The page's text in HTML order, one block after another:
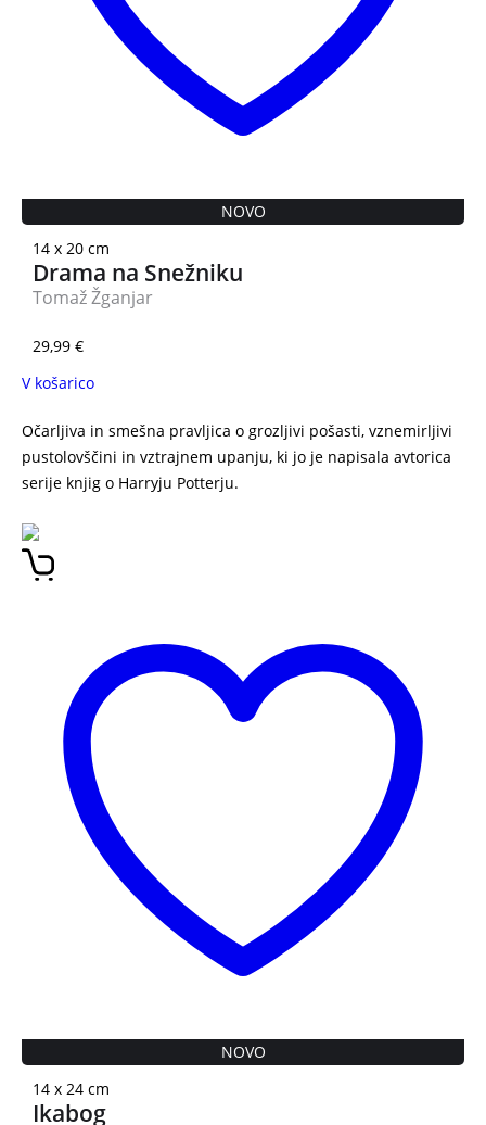
NOVO
14 x 20 cm
Drama na Snežniku
Tomaž Žganjar
29,99 €
V košarico
Očarljiva in smešna pravljica o grozljivi pošasti, vznemirljivi
pustolovščini in vztrajnem upanju, ki jo je napisala avtorica
serije knjig o Harryju Potterju.
NOVO
14 x 24 cm
Ikabog